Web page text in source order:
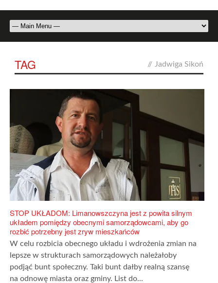
TAG // Jadwiga Sikoń
STOP UKŁADOM: Limanowszczyna jest z powita silnym
układem pomiędzy obecnymi samorządowcami, aby go
rozbić potrzebny jest zryw mieszkańców
W celu rozbicia obecnego układu i wdrożenia zmian na
lepsze w strukturach samorządowych należałoby
podjąć bunt społeczny. Taki bunt dałby realną szansę
na odnowę miasta oraz gminy. List do...